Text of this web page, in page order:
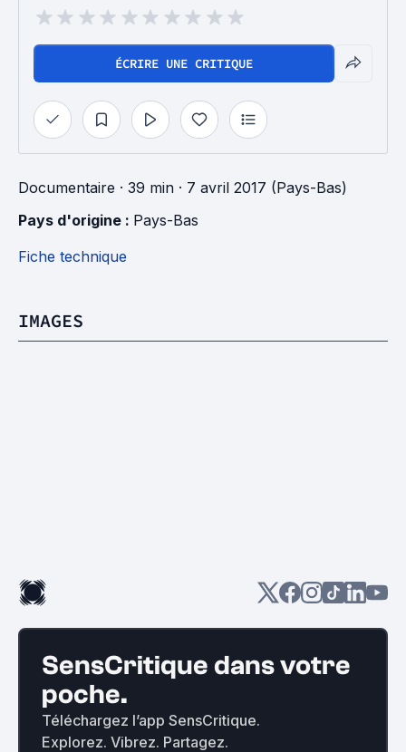
ÉCRIRE UNE CRITIQUE
Documentaire · 39 min · 7 avril 2017 (Pays-Bas)
Pays d'origine : Pays-Bas
Fiche technique
IMAGES
SensCritique dans votre
poche.
Téléchargez l’app SensCritique.
Explorez. Vibrez. Partagez.